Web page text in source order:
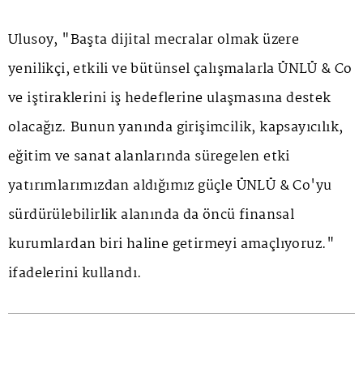
Ulusoy, "Başta dijital mecralar olmak üzere
yenilikçi, etkili ve bütünsel çalışmalarla ÜNLÜ & Co
ve iştiraklerini iş hedeflerine ulaşmasına destek
olacağız. Bunun yanında girişimcilik, kapsayıcılık,
eğitim ve sanat alanlarında süregelen etki
yatırımlarımızdan aldığımız güçle ÜNLÜ & Co'yu
sürdürülebilirlik alanında da öncü finansal
kurumlardan biri haline getirmeyi amaçlıyoruz."
ifadelerini kullandı.